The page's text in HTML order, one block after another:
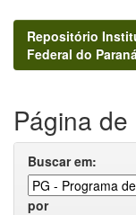
Repositório
Federal do
Página
Buscar em:
por